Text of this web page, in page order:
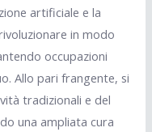
artificiale e la
in modo
occupazioni
Allo pari frangente, si
tradizionali e del
una ampliata cura